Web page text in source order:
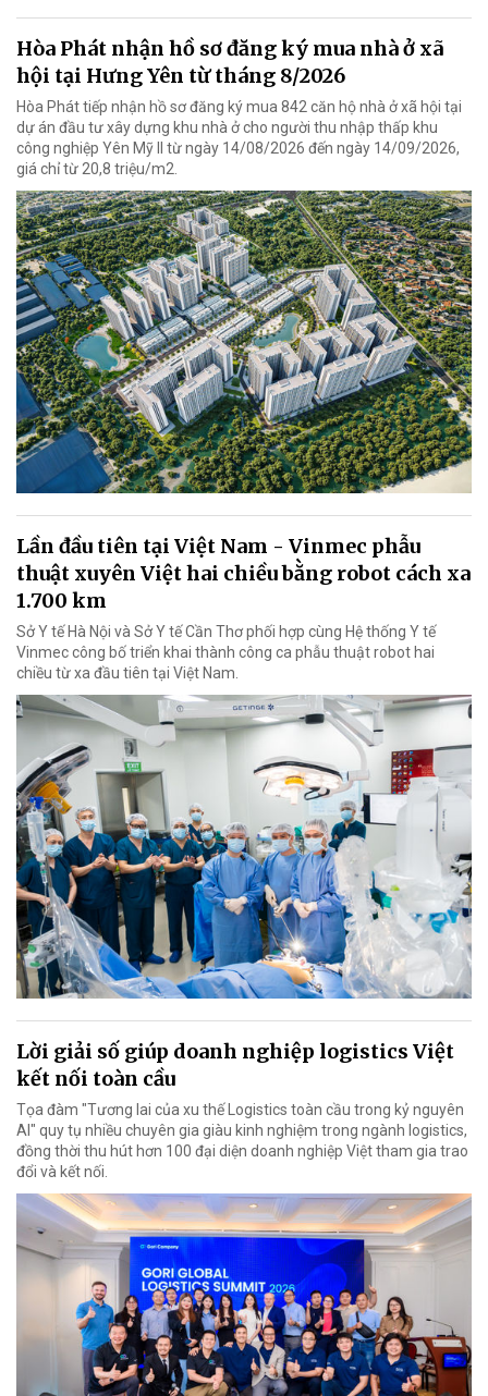
Hòa Phát nhận hồ sơ đăng ký mua nhà ở xã
hội tại Hưng Yên từ tháng 8/2026
Hòa Phát tiếp nhận hồ sơ đăng ký mua 842 căn hộ nhà ở xã hội tại
dự án đầu tư xây dựng khu nhà ở cho người thu nhập thấp khu
công nghiệp Yên Mỹ II từ ngày 14/08/2026 đến ngày 14/09/2026,
giá chỉ từ 20,8 triệu/m2.
Lần đầu tiên tại Việt Nam - Vinmec phẫu
thuật xuyên Việt hai chiều bằng robot cách xa
1.700 km
Sở Y tế Hà Nội và Sở Y tế Cần Thơ phối hợp cùng Hệ thống Y tế
Vinmec công bố triển khai thành công ca phẫu thuật robot hai
chiều từ xa đầu tiên tại Việt Nam.
Lời giải số giúp doanh nghiệp logistics Việt
kết nối toàn cầu
Tọa đàm "Tương lai của xu thế Logistics toàn cầu trong kỷ nguyên
AI" quy tụ nhiều chuyên gia giàu kinh nghiệm trong ngành logistics,
đồng thời thu hút hơn 100 đại diện doanh nghiệp Việt tham gia trao
đổi và kết nối.